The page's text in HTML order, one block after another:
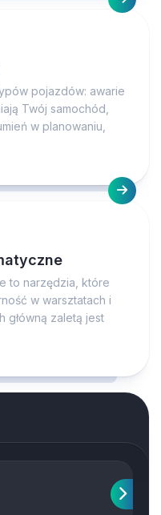
pojazdów: awarie
Twój samochód,
w planowaniu,
to narzędzia, które
w warsztatach i
główną zaletą jest